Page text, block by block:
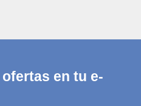
en tu e-